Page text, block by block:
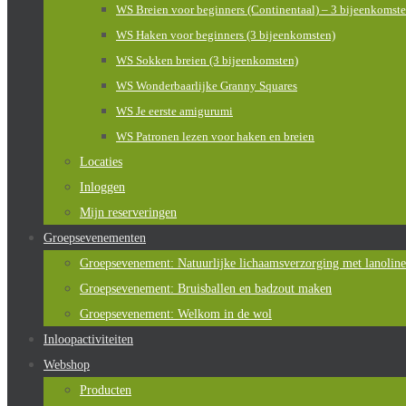
WS Breien voor beginners (Continentaal) – 3
WS Haken voor beginners (3 bijeenkomsten)
WS Sokken breien (3 bijeenkomsten)
WS Wonderbaarlijke Granny Squares
WS Je eerste amigurumi
WS Patronen lezen voor haken en breien
Locaties
Inloggen
Mijn reserveringen
Groepsevenementen
Groepsevenement: Natuurlijke lichaamsverzorging met lanoline
Groepsevenement: Bruisballen en badzout maken
Groepsevenement: Welkom in de wol
Inloopactiviteiten
Webshop
Producten